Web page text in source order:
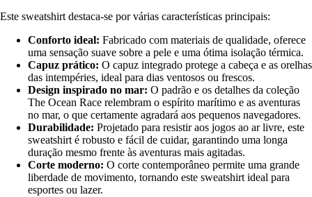
Este sweatshirt destaca-se por várias características principais:
Conforto ideal: Fabricado com materiais de qualidade, oferece
uma sensação suave sobre a pele e uma ótima isolação térmica.
Capuz prático: O capuz integrado protege a cabeça e as orelhas
das intempéries, ideal para dias ventosos ou frescos.
Design inspirado no mar: O padrão e os detalhes da coleção
The Ocean Race relembram o espírito marítimo e as aventuras
no mar, o que certamente agradará aos pequenos navegadores.
Durabilidade: Projetado para resistir aos jogos ao ar livre, este
sweatshirt é robusto e fácil de cuidar, garantindo uma longa
duração mesmo frente às aventuras mais agitadas.
Corte moderno: O corte contemporâneo permite uma grande
liberdade de movimento, tornando este sweatshirt ideal para
esportes ou lazer.